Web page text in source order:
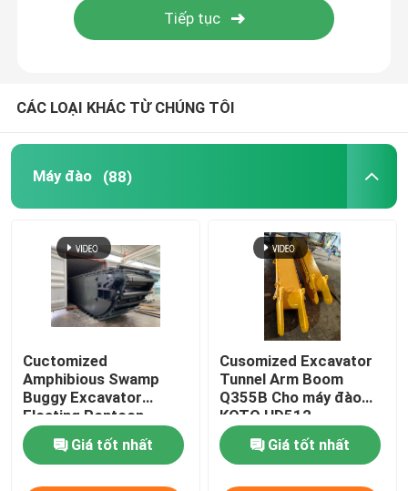
Động cơ máy đào
Các mẫu xe xây dựng
CÁC LOẠI KHÁC TỪ CHÚNG TÔI
Máy đào (88)
Cuctomized
Amphibious Swamp
Buggy Excavator
Floating Pontoon
Q355b Tùy chỉnh cho
máy đào Sy135
Giá tốt nhất
Cusomized Excavator
Tunnel Arm Boom
Q355B Cho máy đào
KOTO HD512
Giá tốt nhất